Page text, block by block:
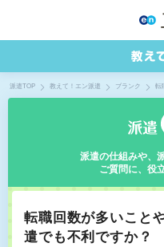
派遣TOP 教えて！エン派遣 ブランク 転
派遣の仕組みや、
ご質問に、役
転職回数が多いこと
遣でも不利ですか？